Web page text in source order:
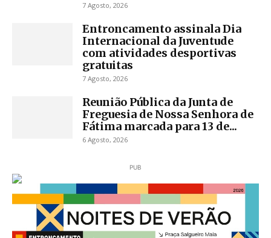
7 Agosto, 2026
Entroncamento assinala Dia
Internacional da Juventude
com atividades desportivas
gratuitas
7 Agosto, 2026
Reunião Pública da Junta de
Freguesia de Nossa Senhora de
Fátima marcada para 13 de...
6 Agosto, 2026
PUB